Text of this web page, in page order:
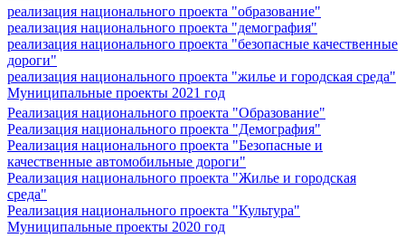
реализация национального проекта "образование"
реализация национального проекта "демография"
реализация национального проекта "безопасные качественные
дороги"
реализация национального проекта "жилье и городская среда"
Муниципальные проекты 2021 год
Реализация национального проекта "Образование"
Реализация национального проекта "Демография"
Реализация национального проекта "Безопасные и
качественные автомобильные дороги"
Реализация национального проекта "Жилье и городская
среда"
Реализация национального проекта "Культура"
Муниципальные проекты 2020 год